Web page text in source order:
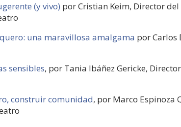
(y vivo) por Cristian Keim, Director
una maravillosa amalgama por Carlos
sensibles, por Tania Ibáñez Gericke,
construir comunidad, por Marco Espinoza